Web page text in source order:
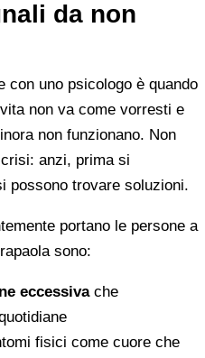
da non
con uno psicologo è quando
non va come vorresti e
non funzionano. Non
anzi, prima si
possono trovare soluzioni.
portano le persone a
sono:
eccessivache
fisici come cuore che